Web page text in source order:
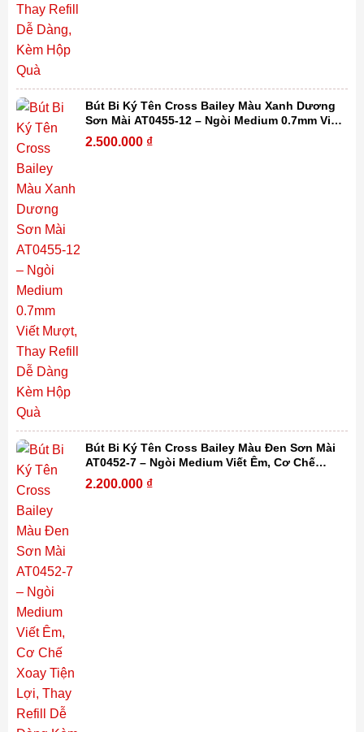
Bút Bi Ký Tên Cross Bailey Màu Xanh Dương
Sơn Mài AT0455-12 – Ngòi Medium 0.7mm Viết
Mượt, Thay Refill Dễ Dàng Kèm Hộp Quà
2.500.000 ₫
Bút Bi Ký Tên Cross Bailey Màu Đen Sơn Mài
AT0452-7 – Ngòi Medium Viết Êm, Cơ Chế
Xoay Tiện Lợi, Thay Refill Dễ Dàng Kèm Hộp
2.200.000 ₫